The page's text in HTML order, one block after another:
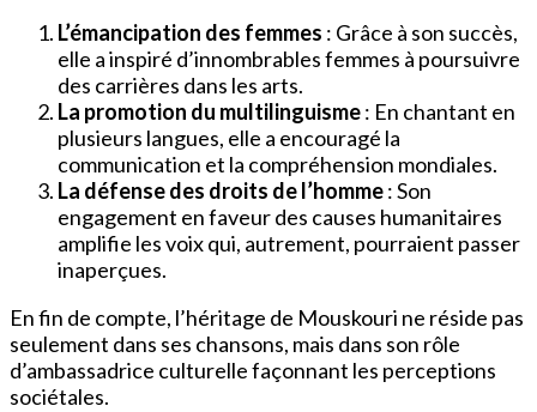
L’émancipation des femmes : Grâce à son succès,
elle a inspiré d’innombrables femmes à poursuivre
des carrières dans les arts.
La promotion du multilinguisme: En chantant en
plusieurs langues, elle a encouragé la
communication et la compréhension mondiales.
La défense des droits de l’homme: Son
engagement en faveur des causes humanitaires
amplifie les voix qui, autrement, pourraient passer
inaperçues.
En fin de compte, l’héritage de Mouskouri ne réside pas
seulement dans ses chansons, mais dans son rôle
d’ambassadrice culturelle façonnant les perceptions
sociétales.